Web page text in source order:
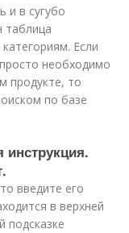
и в сугубо
таблица
Если
необходимо
продукте, то
по базе
инструкция.
введите его
в верхней
подсказке